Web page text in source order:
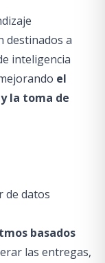
destinados a
inteligencia
el
la toma de
de datos
basados
las entregas,